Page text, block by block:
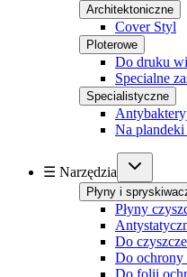
Architektoniczne
Cover Styl
Ploterowe
Do druku
Specialne
Specialistyczne
Na plandeki
☰ Narzędzia
Płyny i
Płyny
Do
Do ochrony
Do folii